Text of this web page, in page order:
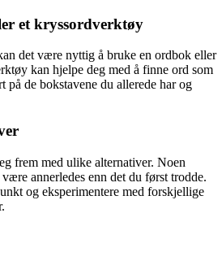
et kryssordverktøy
det være nyttig å bruke en ordbok eller
kan hjelpe deg med å finne ord som
på de bokstavene du allerede har og
frem med ulike alternativer. Noen
annerledes enn det du først trodde.
og eksperimentere med forskjellige